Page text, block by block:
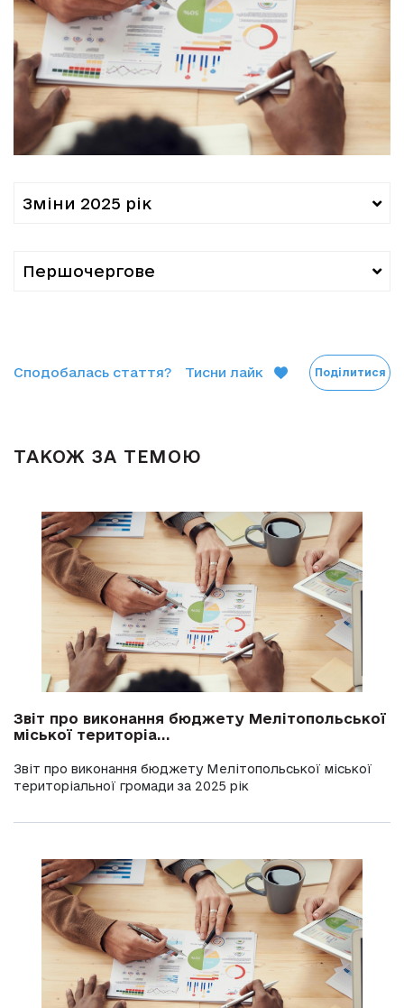
Зміни 2025 рік
Першочергове
Сподобалась стаття? Тисни лайк Поділитися
ТАКОЖ ЗА ТЕМОЮ
Звіт про виконання бюджету Мелітопольської
міської територіа...
Звіт про виконання бюджету Мелітопольської міської
територіальної громади за 2025 рік